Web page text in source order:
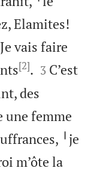
Elamites!
vais faire
[2]. 

3 C’est
des
une femme
╵je
m’ôte la